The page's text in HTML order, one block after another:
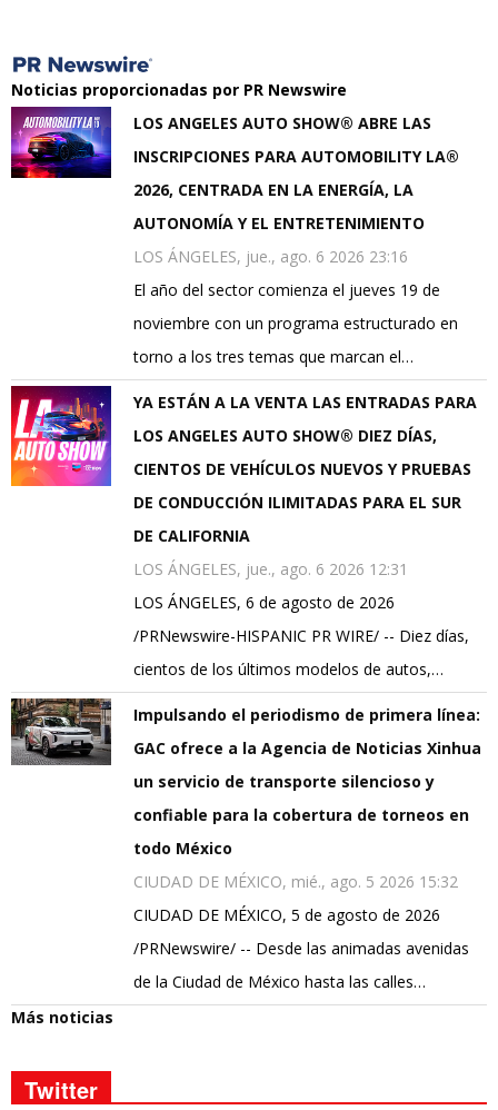
Noticias proporcionadas por PR Newswire
LOS ANGELES AUTO SHOW® ABRE LAS
INSCRIPCIONES PARA AUTOMOBILITY LA®
2026, CENTRADA EN LA ENERGÍA, LA
AUTONOMÍA Y EL ENTRETENIMIENTO
LOS ÁNGELES, jue., ago. 6 2026 23:16
El año del sector comienza el jueves 19 de
noviembre con un programa estructurado en
torno a los tres temas que marcan el…
YA ESTÁN A LA VENTA LAS ENTRADAS PARA
LOS ANGELES AUTO SHOW® DIEZ DÍAS,
CIENTOS DE VEHÍCULOS NUEVOS Y PRUEBAS
DE CONDUCCIÓN ILIMITADAS PARA EL SUR
DE CALIFORNIA
LOS ÁNGELES, jue., ago. 6 2026 12:31
LOS ÁNGELES, 6 de agosto de 2026
/PRNewswire-HISPANIC PR WIRE/ -- Diez días,
cientos de los últimos modelos de autos,…
Impulsando el periodismo de primera línea:
GAC ofrece a la Agencia de Noticias Xinhua
un servicio de transporte silencioso y
confiable para la cobertura de torneos en
todo México
CIUDAD DE MÉXICO, mié., ago. 5 2026 15:32
CIUDAD DE MÉXICO, 5 de agosto de 2026
/PRNewswire/ -- Desde las animadas avenidas
de la Ciudad de México hasta las calles…
Más noticias
Twitter